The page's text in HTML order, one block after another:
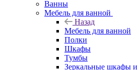
Ванны
Мебель для ванной
Назад
Мебель для ванной
Полки
Шкафы
Тумбы
Зеркальные шкафы и